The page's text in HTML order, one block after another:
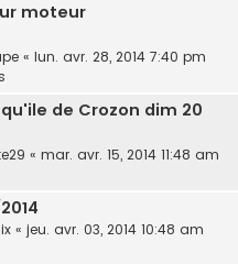
moteur
« lun. avr. 28, 2014 7:40 pm
de Crozon dim 20
« mar. avr. 15, 2014 11:48 am
« jeu. avr. 03, 2014 10:48 am